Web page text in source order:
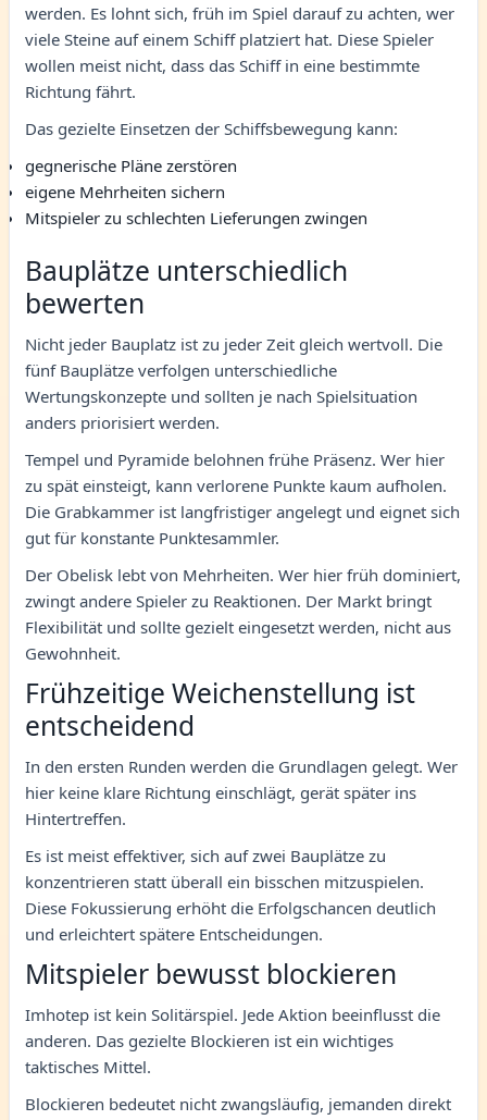
werden. Es lohnt sich, früh im Spiel darauf zu achten, wer
viele Steine auf einem Schiff platziert hat. Diese Spieler
wollen meist nicht, dass das Schiff in eine bestimmte
Richtung fährt.
Das gezielte Einsetzen der Schiffsbewegung kann:
gegnerische Pläne zerstören
eigene Mehrheiten sichern
Mitspieler zu schlechten Lieferungen zwingen
Bauplätze unterschiedlich
bewerten
Nicht jeder Bauplatz ist zu jeder Zeit gleich wertvoll. Die
fünf Bauplätze verfolgen unterschiedliche
Wertungskonzepte und sollten je nach Spielsituation
anders priorisiert werden.
Tempel und Pyramide belohnen frühe Präsenz. Wer hier
zu spät einsteigt, kann verlorene Punkte kaum aufholen.
Die Grabkammer ist langfristiger angelegt und eignet sich
gut für konstante Punktesammler.
Der Obelisk lebt von Mehrheiten. Wer hier früh dominiert,
zwingt andere Spieler zu Reaktionen. Der Markt bringt
Flexibilität und sollte gezielt eingesetzt werden, nicht aus
Gewohnheit.
Frühzeitige Weichenstellung ist
entscheidend
In den ersten Runden werden die Grundlagen gelegt. Wer
hier keine klare Richtung einschlägt, gerät später ins
Hintertreffen.
Es ist meist effektiver, sich auf zwei Bauplätze zu
konzentrieren statt überall ein bisschen mitzuspielen.
Diese Fokussierung erhöht die Erfolgschancen deutlich
und erleichtert spätere Entscheidungen.
Mitspieler bewusst blockieren
Imhotep ist kein Solitärspiel. Jede Aktion beeinflusst die
anderen. Das gezielte Blockieren ist ein wichtiges
taktisches Mittel.
Blockieren bedeutet nicht zwangsläufig, jemanden direkt